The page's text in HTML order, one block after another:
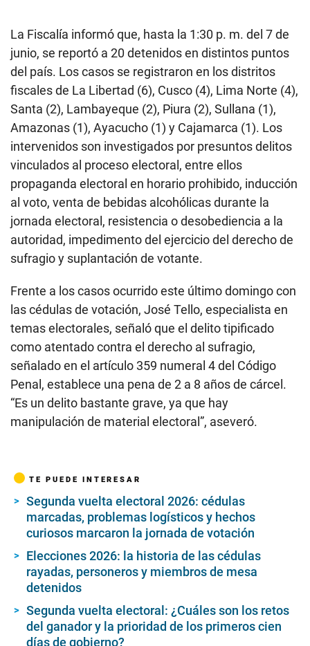
La Fiscalía informó que, hasta la 1:30 p. m. del 7 de
junio, se reportó a 20 detenidos en distintos puntos
del país. Los casos se registraron en los distritos
fiscales de La Libertad (6), Cusco (4), Lima Norte (4),
Santa (2), Lambayeque (2), Piura (2), Sullana (1),
Amazonas (1), Ayacucho (1) y Cajamarca (1). Los
intervenidos son investigados por presuntos delitos
vinculados al proceso electoral, entre ellos
propaganda electoral en horario prohibido, inducción
al voto, venta de bebidas alcohólicas durante la
jornada electoral, resistencia o desobediencia a la
autoridad, impedimento del ejercicio del derecho de
sufragio y suplantación de votante.
Frente a los casos ocurrido este último domingo con
las cédulas de votación, José Tello, especialista en
temas electorales, señaló que el delito tipificado
como atentado contra el derecho al sufragio,
señalado en el artículo 359 numeral 4 del Código
Penal, establece una pena de 2 a 8 años de cárcel.
“Es un delito bastante grave, ya que hay
manipulación de material electoral”, aseveró.
TE PUEDE INTERESAR
Segunda vuelta electoral 2026: cédulas
marcadas, problemas logísticos y hechos
curiosos marcaron la jornada de votación
Elecciones 2026: la historia de las cédulas
rayadas, personeros y miembros de mesa
detenidos
Segunda vuelta electoral: ¿Cuáles son los retos
del ganador y la prioridad de los primeros cien
días de gobierno?